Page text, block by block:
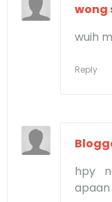
wong
wuih
Reply
hpy